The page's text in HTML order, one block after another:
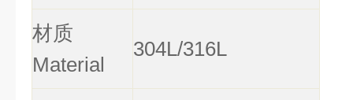
材质
Material
304L/316L